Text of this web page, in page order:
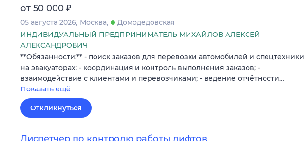
от 50 000 ₽
05 августа 2026 Москва
Домодедовская
ИНДИВИДУАЛЬНЫЙ ПРЕДПРИНИМАТЕЛЬ МИХАЙЛОВ АЛЕКСЕЙ
АЛЕКСАНДРОВИЧ
**Обязанности:** - поиск заказов для перевозки автомобилей и спецтехники
на эвакуаторах; - координация и контроль выполнения заказов; -
взаимодействие с клиентами и перевозчиками; - ведение отчётности…
Показать ещё
Откликнуться
Диспетчер по контролю работы лифтов